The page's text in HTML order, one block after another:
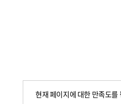
현재 페이지에 대한 만족도를